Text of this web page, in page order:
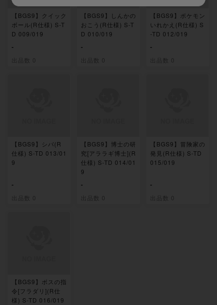
【BGS9】クイック
ボール(R仕様) S-T
D 009/019
-
出品数 0
【BGS9】しんかの
おこう(R仕様) S-T
D 010/019
-
出品数 0
【BGS9】ポケモン
いれかえ(R仕様) S
-TD 012/019
-
出品数 0
【BGS9】シバ(R
仕様) S-TD 013/01
9
-
出品数 0
【BGS9】博士の研
究[アララギ博士](R
仕様) S-TD 014/01
9
-
出品数 0
【BGS9】冒険家の
発見(R仕様) S-TD
015/019
-
出品数 0
【BGS9】ボスの指
令[フラダリ](R仕
様) S-TD 016/019